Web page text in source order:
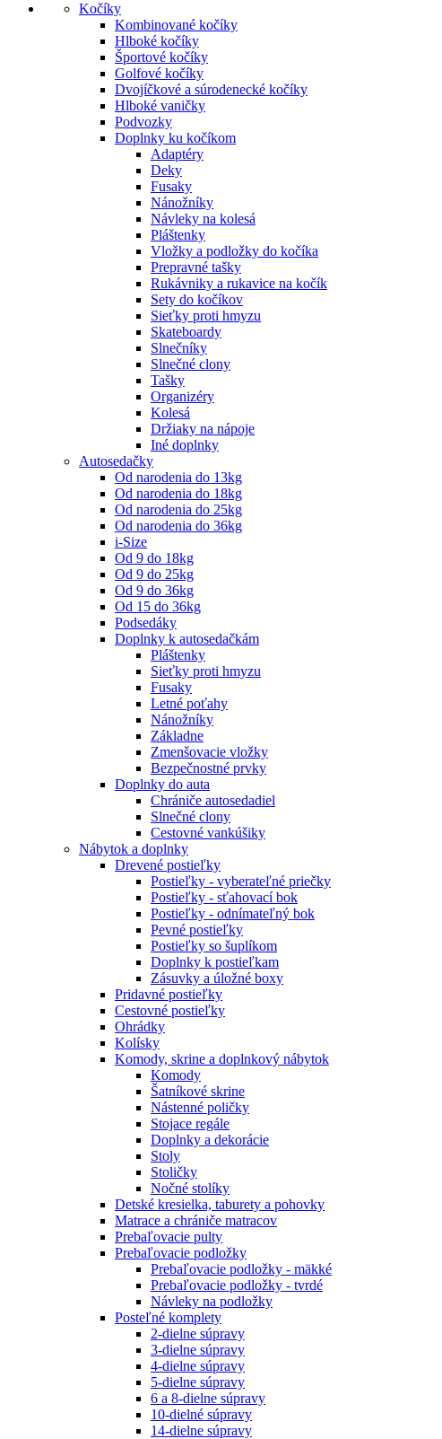
Kočíky
Kombinované kočíky
Hlboké kočíky
Športové kočíky
Golfové kočíky
Dvojíčkové a súrodenecké kočíky
Hlboké vaničky
Podvozky
Doplnky ku kočíkom
Adaptéry
Deky
Fusaky
Nánožníky
Návleky na kolesá
Pláštenky
Vložky a podložky do kočíka
Prepravné tašky
Rukávniky a rukavice na kočík
Sety do kočíkov
Sieťky proti hmyzu
Skateboardy
Slnečníky
Slnečné clony
Tašky
Organizéry
Kolesá
Držiaky na nápoje
Iné doplnky
Autosedačky
Od narodenia do 13kg
Od narodenia do 18kg
Od narodenia do 25kg
Od narodenia do 36kg
i-Size
Od 9 do 18kg
Od 9 do 25kg
Od 9 do 36kg
Od 15 do 36kg
Podsedáky
Doplnky k autosedačkám
Pláštenky
Sieťky proti hmyzu
Fusaky
Letné poťahy
Nánožníky
Základne
Zmenšovacie vložky
Bezpečnostné prvky
Doplnky do auta
Chrániče autosedadiel
Slnečné clony
Cestovné vankúšiky
Nábytok a doplnky
Drevené postieľky
Postieľky - vyberateľné priečky
Postieľky - sťahovací bok
Postieľky - odnímateľný bok
Pevné postieľky
Postieľky so šuplíkom
Doplnky k postieľkam
Zásuvky a úložné boxy
Pridavné postieľky
Cestovné postieľky
Ohrádky
Kolísky
Komody, skrine a doplnkový nábytok
Komody
Šatníkové skrine
Nástenné poličky
Stojace regále
Doplnky a dekorácie
Stoly
Stoličky
Nočné stolíky
Detské kresielka, taburety a pohovky
Matrace a chrániče matracov
Prebaľovacie pulty
Prebaľovacie podložky
Prebaľovacie podložky - mäkké
Prebaľovacie podložky - tvrdé
Návleky na podložky
Posteľné komplety
2-dielne súpravy
3-dielne súpravy
4-dielne súpravy
5-dielne súpravy
6 a 8-dielne súpravy
10-dielné súpravy
14-dielne súpravy